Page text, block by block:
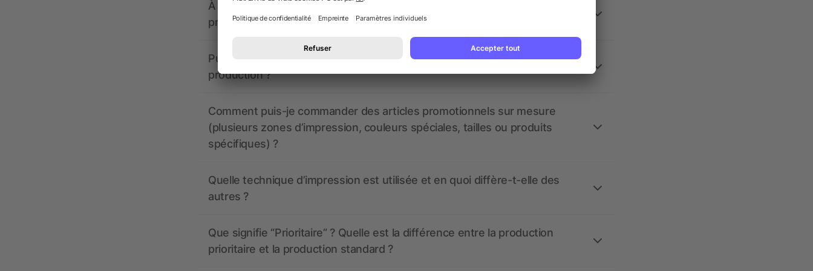
À quoi doivent ressembler les données d’impression ? allbranded
propose-t-il un service pour les créer ?
Puis-je voir à quoi ressembleront mes articles promotionnels avant la
production ?
Comment puis-je commander des articles promotionnels sur mesure
(plusieurs zones d’impression, couleurs spéciales, tailles ou produits
spécifiques) ?
Quelle technique d’impression est utilisée et en quoi diffère-t-elle des
autres ?
Que signifie “Prioritaire” ? Quelle est la différence entre la production
prioritaire et la production standard ?